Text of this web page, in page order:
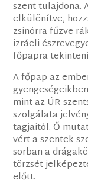
szent tulajdona.
elkülönítve,
zsinórra fűzve
izráeli
főpapra
A főpap az
mint az ÚR
szolgálata
tagjaitól. Ő
vért a szentek
sorban a
törzsét
előtt.